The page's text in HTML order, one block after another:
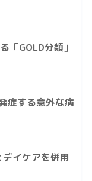
「GOLD分類」
症する意外な病
イケアを併用